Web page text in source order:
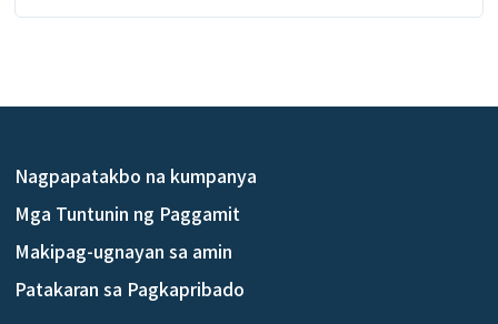
dalawa sa pinaka-mahikal na destinasyon ng Hoshino
Nagpapatakbo na kumpanya
Mga Tuntunin ng Paggamit
Makipag-ugnayan sa amin
Patakaran sa Pagkapribado